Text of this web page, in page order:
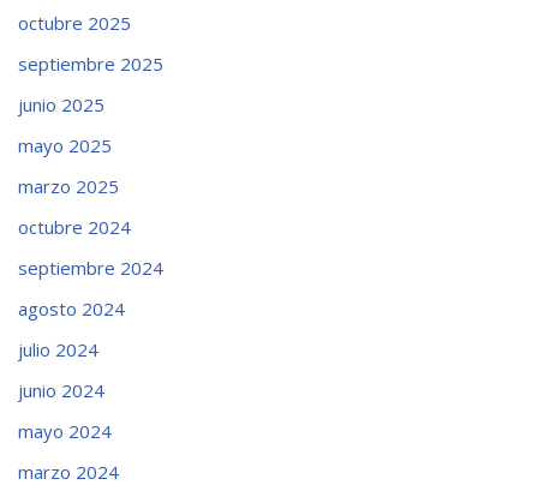
octubre 2025
septiembre 2025
junio 2025
mayo 2025
marzo 2025
octubre 2024
septiembre 2024
agosto 2024
julio 2024
junio 2024
mayo 2024
marzo 2024